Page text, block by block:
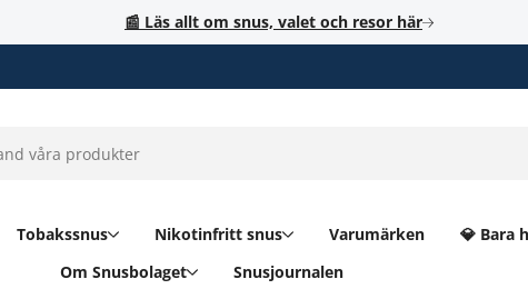
📰 Läs allt om snus, valet och resor här
Tobakssnus Nikotinfritt snus Varumärken 💎 Bara
Om Snusbolaget
Snusjournalen